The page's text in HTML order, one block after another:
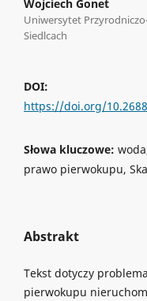
Wojciech Gonet
Uniwersytet
Siedlcach
DOI:
https://doi.org/
Słowa kluczowe:
prawo pierwokupu,
Abstrakt
Tekst dotyczy
pierwokupu